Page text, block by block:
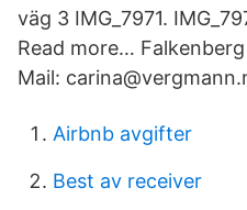
väg 3 IMG_7971.
Read more…
Mail:
Airbnb avgifter
Best av receiver